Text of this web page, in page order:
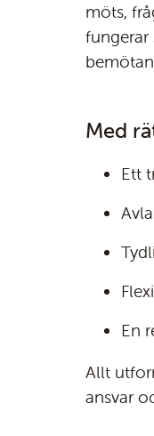
möts,
fungerar
Med
Ett
En
Allt
ansvar